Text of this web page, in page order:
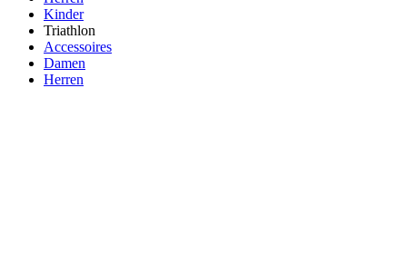
Kinder
Triathlon
Accessoires
Damen
Herren